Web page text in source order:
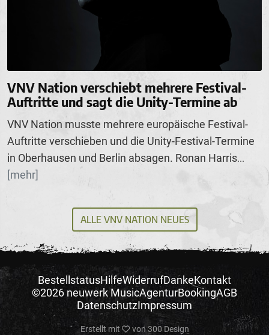
VNV Nation verschiebt mehrere Festival-
Auftritte und sagt die Unity-Termine ab
VNV Nation musste mehrere europäische Festival-
Auftritte verschieben und die Unity-Festival-Termine
in Oberhausen und Berlin absagen. Ronan Harris...
[mehr]
ALLE VNV NATION NEUES
BestellstatusHilfeWiderrufDankeKontakt
©2026 neuwerk MusicAgenturBookingAGB
DatenschutzImpressum
Erstellt mit von300 Design